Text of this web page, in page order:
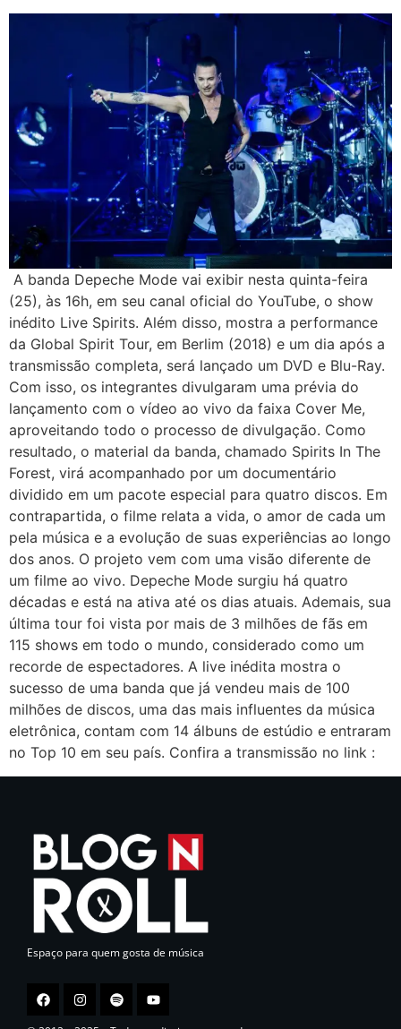
A banda Depeche Mode vai exibir nesta quinta-feira
(25), às 16h, em seu canal oficial do YouTube, o show
inédito Live Spirits. Além disso, mostra a performance
da Global Spirit Tour, em Berlim (2018) e um dia após a
transmissão completa, será lançado um DVD e Blu-Ray.
Com isso, os integrantes divulgaram uma prévia do
lançamento com o vídeo ao vivo da faixa Cover Me,
aproveitando todo o processo de divulgação. Como
resultado, o material da banda, chamado Spirits In The
Forest, virá acompanhado por um documentário
dividido em um pacote especial para quatro discos. Em
contrapartida, o filme relata a vida, o amor de cada um
pela música e a evolução de suas experiências ao longo
dos anos. O projeto vem com uma visão diferente de
um filme ao vivo. Depeche Mode surgiu há quatro
décadas e está na ativa até os dias atuais. Ademais, sua
última tour foi vista por mais de 3 milhões de fãs em
115 shows em todo o mundo, considerado como um
recorde de espectadores. A live inédita mostra o
sucesso de uma banda que já vendeu mais de 100
milhões de discos, uma das mais influentes da música
eletrônica, contam com 14 álbuns de estúdio e entraram
no Top 10 em seu país. Confira a transmissão no link :
Espaço para quem gosta de música